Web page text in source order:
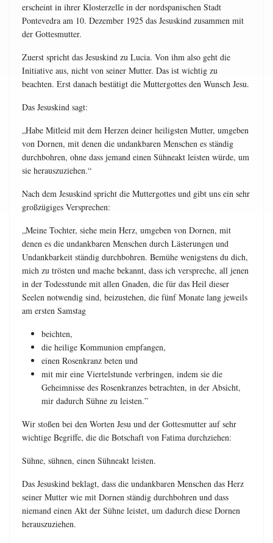
erscheint in ihrer Klosterzelle in der nordspanischen Stadt
Pontevedra am 10. Dezember 1925 das Jesuskind zusammen mit
der Gottesmutter.
Zuerst spricht das Jesuskind zu Lucia. Von ihm also geht die
Initiative aus, nicht von seiner Mutter. Das ist wichtig zu
beachten. Erst danach bestätigt die Muttergottes den Wunsch Jesu.
Das Jesuskind sagt:
„Habe Mitleid mit dem Herzen deiner heiligsten Mutter, umgeben
von Dornen, mit denen die undankbaren Menschen es ständig
durchbohren, ohne dass jemand einen Sühneakt leisten würde, um
sie herauszuziehen.“
Nach dem Jesuskind spricht die Muttergottes und gibt uns ein sehr
großzügiges Versprechen:
„Meine Tochter, siehe mein Herz, umgeben von Dornen, mit
denen es die undankbaren Menschen durch Lästerungen und
Undankbarkeit ständig durchbohren. Bemühe wenigstens du dich,
mich zu trösten und mache bekannt, dass ich verspreche, all jenen
in der Todesstunde mit allen Gnaden, die für das Heil dieser
Seelen notwendig sind, beizustehen, die fünf Monate lang jeweils
am ersten Samstag
beichten,
die heilige Kommunion empfangen,
einen Rosenkranz beten und
mit mir eine Viertelstunde verbringen, indem sie die
Geheimnisse des Rosenkranzes betrachten, in der Absicht,
mir dadurch Sühne zu leisten.”
Wir stoßen bei den Worten Jesu und der Gottesmutter auf sehr
wichtige Begriffe, die die Botschaft von Fatima durchziehen:
Sühne, sühnen, einen Sühneakt leisten.
Das Jesuskind beklagt, dass die undankbaren Menschen das Herz
seiner Mutter wie mit Dornen ständig durchbohren und dass
niemand einen Akt der Sühne leistet, um dadurch diese Dornen
herauszuziehen.